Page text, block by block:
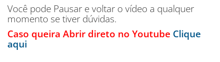
Você pode Pausar e voltar o vídeo a qualquer
momento se tiver dúvidas.
Caso queira Abrir direto no Youtube Clique
aqui